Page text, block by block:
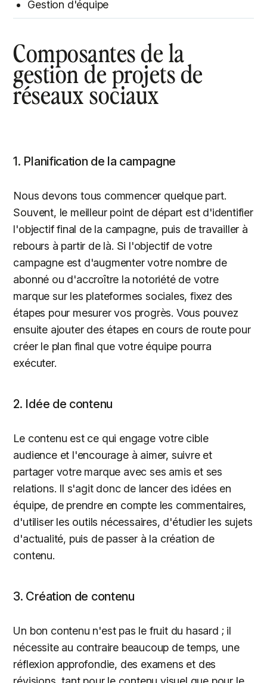
Gestion d'équipe
Composantes de la
gestion de projets de
réseaux sociaux
1. Planification de la campagne
Nous devons tous commencer quelque part.
Souvent, le meilleur point de départ est d'identifier
l'objectif final de la campagne, puis de travailler à
rebours à partir de là. Si l'objectif de votre
campagne est d'augmenter votre nombre de
abonné ou d'accroître la notoriété de votre
marque sur les plateformes sociales, fixez des
étapes pour mesurer vos progrès. Vous pouvez
ensuite ajouter des étapes en cours de route pour
créer le plan final que votre équipe pourra
exécuter.
2. Idée de contenu
Le contenu est ce qui engage votre cible
audience et l'encourage à aimer, suivre et
partager votre marque avec ses amis et ses
relations. Il s'agit donc de lancer des idées en
équipe, de prendre en compte les commentaires,
d'utiliser les outils nécessaires, d'étudier les sujets
d'actualité, puis de passer à la création de
contenu.
3. Création de contenu
Un bon contenu n'est pas le fruit du hasard ; il
nécessite au contraire beaucoup de temps, une
réflexion approfondie, des examens et des